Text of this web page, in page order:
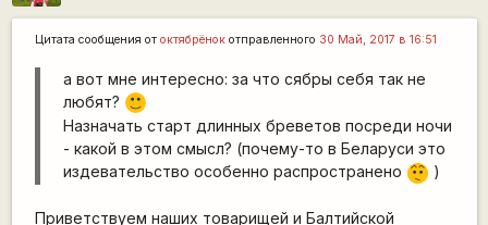
Цитата сообщения от октябрёнокотправленного 30 Май, 2017 в 16:51
а вот мне интересно: за что сябры себя так не
любят?
:)
Назначать старт длинных бреветов посреди ночи
- какой в этом смысл? (почему-то в Беларуси это
издевательство особенно распространено :-/ )
Приветствуем наших товарищей и Балтийской